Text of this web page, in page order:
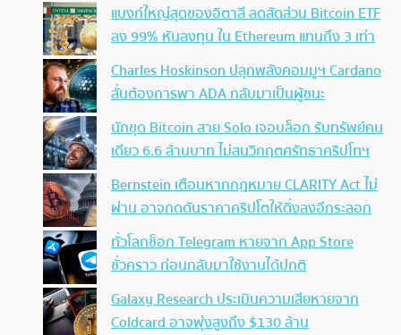
แบงก์ใหญ่สุดของอิตาลี ลดสัดส่วน Bitcoin ETF
ลง 99% หันลงทุน ใน Ethereum แทนถึง 3 เท่า
Charles Hoskinson ปลุกพลังคอมมูฯ Cardano
ลั่นต้องการพา ADA กลับมาเป็นผู้ชนะ
นักขุด Bitcoin สาย Solo เจอบล็อก รับทรัพย์คน
เดียว 6.6 ล้านบาท ไม่สนวิกฤตศรัทธาคริปโทฯ
Bernstein เตือนหากกฎหมาย CLARITY Act ไม่
ผ่าน อาจกดดันราคาคริปโตให้ดิ่งลงอีกระลอก
ทั่วโลกช็อก Telegram หายจาก App Store
ชั่วคราว ก่อนกลับมาใช้งานได้ปกติ
Galaxy Research ประเมินความเสียหายจาก
Coldcard อาจพุ่งสูงถึง $130 ล้าน